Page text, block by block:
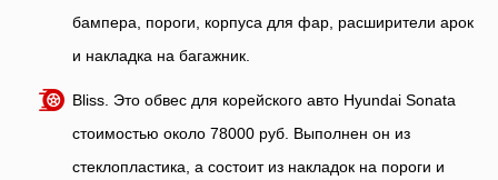
бампера, пороги, корпуса для фар, расширители арок
и накладка на багажник.
Bliss. Это обвес для корейского авто Hyundai Sonata
стоимостью около 78000 руб. Выполнен он из
стеклопластика, а состоит из накладок на пороги и